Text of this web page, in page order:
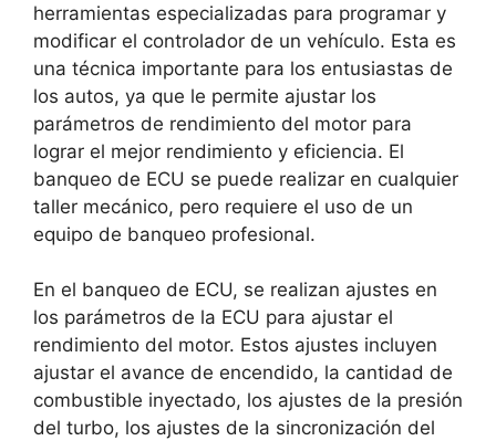
herramientas especializadas para programar y
modificar el controlador de un vehículo. Esta es
una técnica importante para los entusiastas de
los autos, ya que le permite ajustar los
parámetros de rendimiento del motor para
lograr el mejor rendimiento y eficiencia. El
banqueo de ECU se puede realizar en cualquier
taller mecánico, pero requiere el uso de un
equipo de banqueo profesional.
En el banqueo de ECU, se realizan ajustes en
los parámetros de la ECU para ajustar el
rendimiento del motor. Estos ajustes incluyen
ajustar el avance de encendido, la cantidad de
combustible inyectado, los ajustes de la presión
del turbo, los ajustes de la sincronización del